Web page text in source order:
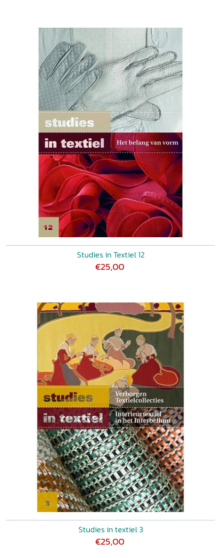
Studies in Textiel 12
€25,00
Studies in textiel 3
€25,00